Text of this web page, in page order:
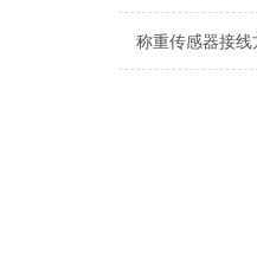
称重传感器接线